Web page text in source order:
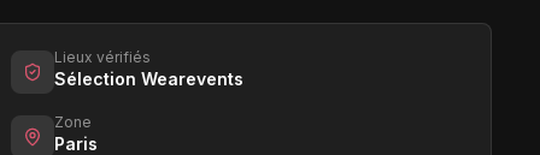
Lieux vérifiés
Sélection Wearevents
Zone
Paris